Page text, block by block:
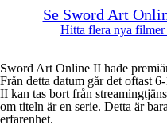
Se Sword Art
Hitta flera nya filmer
Sword Art Online II hade
Från detta datum går det oftast
II kan tas bort från
om titeln är en serie. Detta är
erfarenhet.